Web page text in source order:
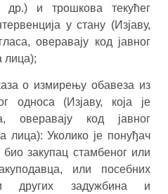
др.) и трошкова текућег
у стану (Изјаву,
оверавају код јавног
лица);
о измирењу обавеза из
односа (Изјаву, која је
оверавају код јавног
лица): Уколико је понуђач
био закупац стамбеног или
или посебних
других задужбина и